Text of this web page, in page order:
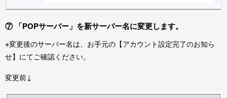
⑦ 「POPサーバー」を新サーバー名に変更します。
※変更後のサーバー名は、お手元の【アカウント設定完了のお知ら
せ】にてご確認ください。
変更前↓